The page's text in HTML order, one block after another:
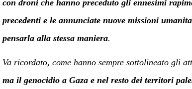
con droni che hanno preceduto gli ennesimi
precedenti e le annunciate nuove missioni
pensarla alla stessa maniera.
Va ricordato, come hanno sempre sottolineato gli
ma il genocidio a Gaza e nel resto dei territori